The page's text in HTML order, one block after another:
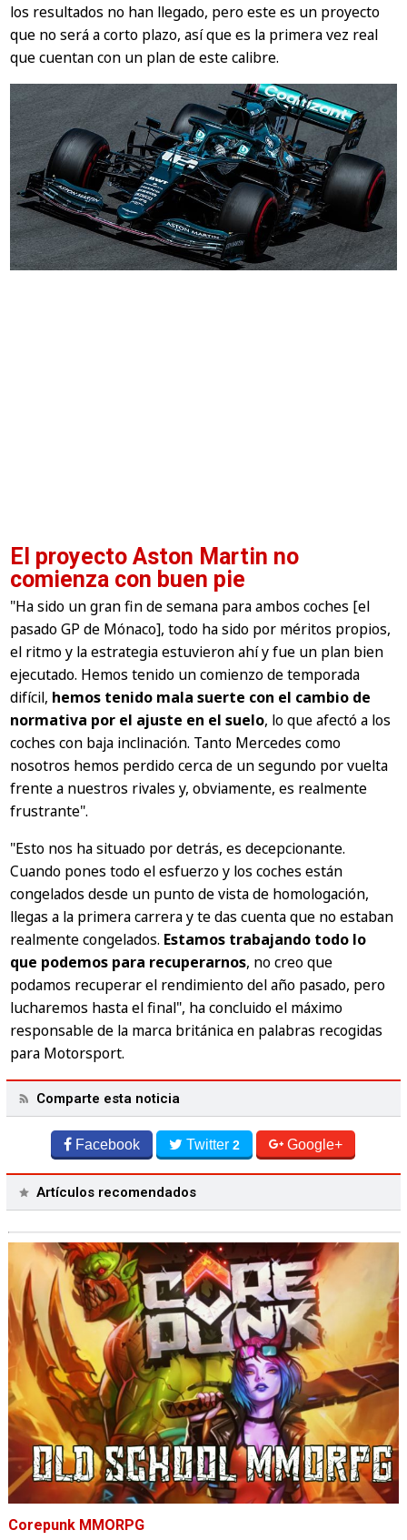
los resultados no han llegado, pero este es un proyecto
que no será a corto plazo, así que es la primera vez real
que cuentan con un plan de este calibre.
El proyecto Aston Martin no
comienza con buen pie
"Ha sido un gran fin de semana para ambos coches [el
pasado GP de Mónaco], todo ha sido por méritos propios,
el ritmo y la estrategia estuvieron ahí y fue un plan bien
ejecutado. Hemos tenido un comienzo de temporada
difícil, hemos tenido mala suerte con el cambio de
normativa por el ajuste en el suelo, lo que afectó a los
coches con baja inclinación. Tanto Mercedes como
nosotros hemos perdido cerca de un segundo por vuelta
frente a nuestros rivales y, obviamente, es realmente
frustrante".
"Esto nos ha situado por detrás, es decepcionante.
Cuando pones todo el esfuerzo y los coches están
congelados desde un punto de vista de homologación,
llegas a la primera carrera y te das cuenta que no estaban
realmente congelados. Estamos trabajando todo lo
que podemos para recuperarnos, no creo que
podamos recuperar el rendimiento del año pasado, pero
lucharemos hasta el final", ha concluido el máximo
responsable de la marca británica en palabras recogidas
para Motorsport.
Comparte esta noticia
Facebook Twitter2 Google+
Artículos recomendados
Corepunk MMORPG